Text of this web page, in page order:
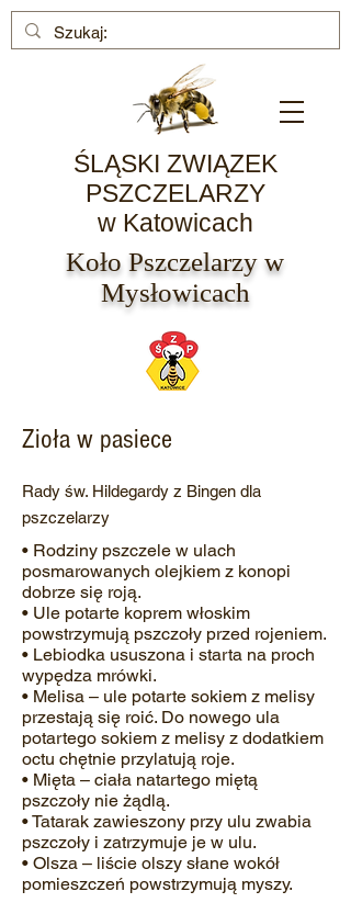
ŚLĄSKI ZWIĄZEK
PSZCZELARZY
w Katowicach
Koło Pszczelarzy w
Mysłowicach
Zioła w pasiece
Rady św. Hildegardy z Bingen dla
pszczelarzy
• Rodziny pszczele w ulach
posmarowanych olejkiem z konopi
dobrze się roją.
• Ule potarte koprem włoskim
powstrzymują pszczoły przed rojeniem.
• Lebiodka ususzona i starta na proch
wypędza mrówki.
• Melisa – ule potarte sokiem z melisy
przestają się roić. Do nowego ula
potartego sokiem z melisy z dodatkiem
octu chętnie przylatują roje.
• Mięta – ciała natartego miętą
pszczoły nie żądlą.
• Tatarak zawieszony przy ulu zwabia
pszczoły i zatrzymuje je w ulu.
• Olsza – liście olszy słane wokół
pomieszczeń powstrzymują myszy.